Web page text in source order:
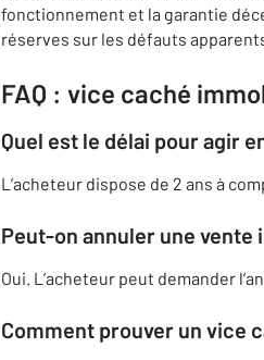
fonctionnement et la garantie
réserves sur les défauts
FAQ : vice caché
Quel est le délai pour agir
L’acheteur dispose de 2 ans à
Peut-on annuler une
Oui. L’acheteur peut demander
Comment prouver un vice